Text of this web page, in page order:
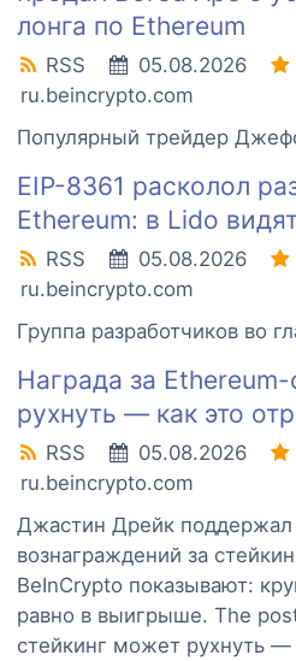
лонга по Ethereum
RSS 05.08.2026
ru.beincrypto.com
Популярный трейдер
EIP-8361 расколол
Ethereum: в Lido
RSS 05.08.2026
ru.beincrypto.com
Группа разработчиков во
Награда за
рухнуть — как это
RSS 05.08.2026
ru.beincrypto.com
Джастин Дрейк
вознаграждений за
BeInCrypto показывают:
равно в выигрыше. The
стейкинг может рухнуть —